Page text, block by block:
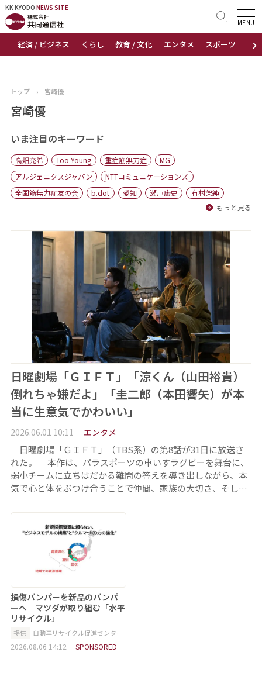
KK KYODO NEWS SITE
›
経済 / ビジネス くらし 教育 / 文化 エンタメ スポーツ 地域
MENU
KK KYODONEWS SITE
トップページ
ニュース
おすすめコンテンツ
出版物
会社概要
トップ › 宮崎優
宮崎優
いま注目のキーワード
高畑充希 Too Young 重症筋無力症
MG
アルジェニクスジャパン
NTTコミュニケーションズ
全国筋無力症友の会
b.dot 愛知 瀬戸康史
有村架純
もっと見る
日曜劇場「ＧＩＦＴ」「涼くん（山田裕貴）
倒れちゃ嫌だよ」「圭二郎（本田響矢）が本
当に生意気でかわいい」
2026.06.01 10:11 エンタメ
日曜劇場「ＧＩＦＴ」（TBS系）の第8話が31日に放送さ
れた。 本作は、パラスポーツの車いすラグビーを舞台に、
弱小チームに立ちはだかる難問の答えを導き出しながら、本
気で心と体をぶつけ合うことで仲間、家族の大切さ、そし…
損傷バンパーを新品のバンパ
ーへ マツダが取り組む「水平
リサイクル」
提供 自動車リサイクル促進センター
2026.08.06 14:12 SPONSORED